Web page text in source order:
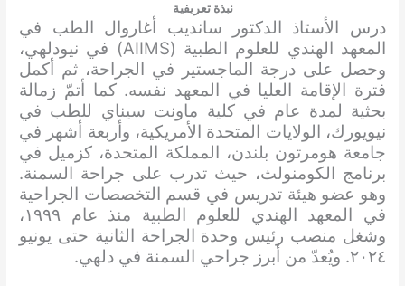
نبذة تعريفية
درس الأستاذ الدكتور سانديب أغاروال الطب في
المعهد الهندي للعلوم الطبية (AIIMS) في نيودلهي،
وحصل على درجة الماجستير في الجراحة، ثم أكمل
فترة الإقامة العليا في المعهد نفسه. كما أتمّ زمالة
بحثية لمدة عام في كلية ماونت سيناي للطب في
نيويورك، الولايات المتحدة الأمريكية، وأربعة أشهر في
جامعة هومرتون بلندن، المملكة المتحدة، كزميل في
برنامج الكومنولث، حيث تدرب على جراحة السمنة.
وهو عضو هيئة تدريس في قسم التخصصات الجراحية
في المعهد الهندي للعلوم الطبية منذ عام ١٩٩٩،
وشغل منصب رئيس وحدة الجراحة الثانية حتى يونيو
٢٠٢٤. ويُعدّ من أبرز جراحي السمنة في دلهي.